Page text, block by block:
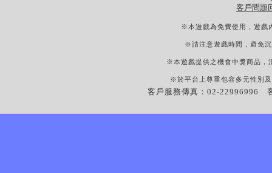
客戶問題
※本遊戲為免費使用，遊戲
※請注意遊戲時間，避免
※本遊戲提供之機會中獎商品，
※於平台上尊重包容多元性別
客戶服務傳真：02-22996996